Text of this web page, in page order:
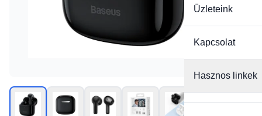
Üzleteink
Kapcsolat
Hasznos linkek